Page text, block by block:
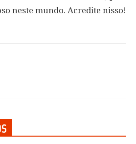
neste mundo. Acredite nisso!